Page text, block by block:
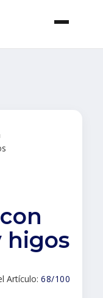
higos
Artículo: 68/100